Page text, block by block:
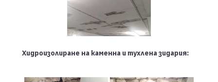
Хидроизолиране на каменна и тухлена зидария: